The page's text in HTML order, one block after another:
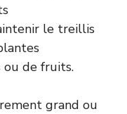
le treillis
de fruits.
grand ou